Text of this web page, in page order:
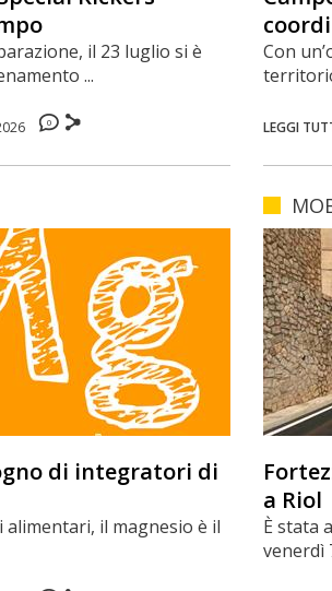
il 23 luglio si è
...
0
Con
LEGGI
di integratori di
il magnesio è il
a Riol
È stata
venerdì